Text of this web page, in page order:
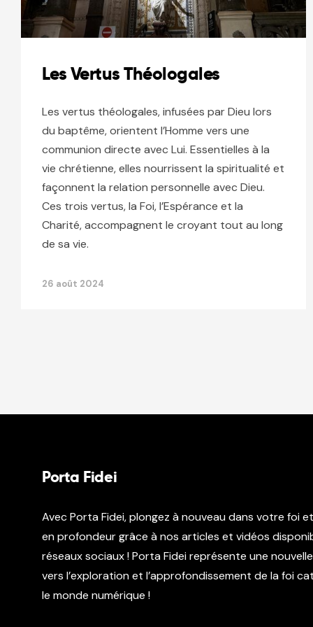
Les Vertus Théologales
Les vertus théologales, infusées par Dieu lors
du baptême, orientent l’Homme vers une
communion directe avec Lui. Essentielles à la
vie chrétienne, elles nourrissent la spiritualité et
façonnent la relation personnelle avec Dieu.
Ces trois vertus, la Foi, l’Espérance et la
Charité, accompagnent le croyant tout au long
de sa vie.
26 août 2024
Porta Fidei
Avec Porta Fidei, plongez à nouveau dans votre foi
en profondeur grâce à nos articles et vidéos
réseaux sociaux ! Porta Fidei représente une
vers l’exploration et l’approfondissement de la foi
le monde numérique !